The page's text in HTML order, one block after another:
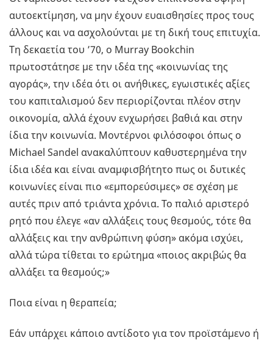
αυτοεκτίμηση, να μην έχουν ευαισθησίες προς τους
άλλους και να ασχολούνται με τη δική τους επιτυχία.
Τη δεκαετία του ’70, ο Murray Bookchin
πρωτοστάτησε με την ιδέα της «κοινωνίας της
αγοράς», την ιδέα ότι οι ανήθικες, εγωιστικές αξίες
του καπιταλισμού δεν περιορίζονται πλέον στην
οικονομία, αλλά έχουν ενχωρήσει βαθιά και στην
ίδια την κοινωνία. Μοντέρνοι φιλόσοφοι όπως ο
Michael Sandel ανακαλύπτουν καθυστερημένα την
ίδια ιδέα και είναι αναμφισβήτητο πως οι δυτικές
κοινωνίες είναι πιο «εμπορεύσιμες» σε σχέση με
αυτές πριν από τριάντα χρόνια. Το παλιό αριστερό
ρητό που έλεγε «αν αλλάξεις τους θεσμούς, τότε θα
αλλάξεις και την ανθρώπινη φύση» ακόμα ισχύει,
αλλά τώρα τίθεται το ερώτημα «ποιος ακριβώς θα
αλλάξει τα θεσμούς;»
Ποια είναι η θεραπεία;
Εάν υπάρχει κάποιο αντίδοτο για τον προϊστάμενο ή